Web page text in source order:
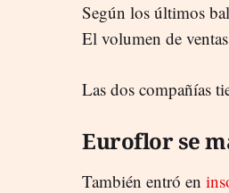
Según los últimos
El volumen de
Las dos compañías
Euroflor se
También entró en